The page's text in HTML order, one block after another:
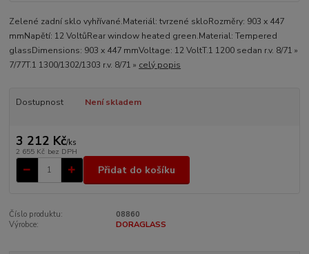
Zelené zadní sklo vyhřívané.Materiál: tvrzené skloRozměry: 903 x 447
mmNapětí: 12 VoltůRear window heated green.Material: Tempered
glassDimensions: 903 x 447 mmVoltage: 12 VoltT.1 1200 sedan r.v. 8/71 »
7/77T.1 1300/1302/1303 r.v. 8/71 » celý popis
Dostupnost Není skladem
3 212 Kč/ks
2 655 Kč bez DPH
Přidat do košíku
Číslo produktu:
08860
Výrobce:
DORAGLASS